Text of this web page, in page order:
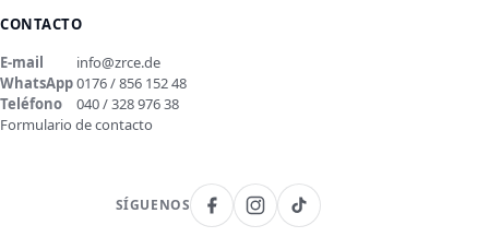
CONTACTO
E-mail
info@zrce.de
WhatsApp0176 / 856 152 48
Teléfono
040 / 328 976 38
Formulario de contacto
SÍGUENOS